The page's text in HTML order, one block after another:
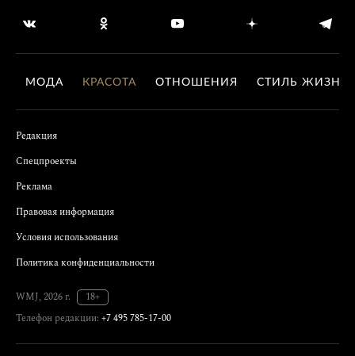
МОДА КРАСОТА ОТНОШЕНИЯ СТИЛЬ ЖИЗНИ
Редакция
Спецпроекты
Реклама
Правовая информация
Условия использования
Политика конфиденциальности
WMJ, 2026 г.
18+
Телефон редакции: +7 495 785-17-00